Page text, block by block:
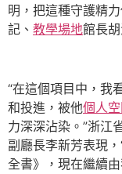
明，把這種守護精
記、 教學場地館長
“在這個項目中，我
和投進，被他個人空
力深深沾染。”浙江
副廳長李新芳表現
全書》，現在繼續